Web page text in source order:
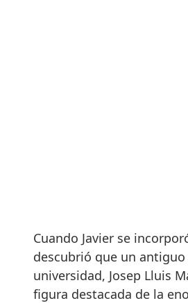
Cuando Javier se
descubrió que un
universidad, Josep Lluis
figura destacada de la